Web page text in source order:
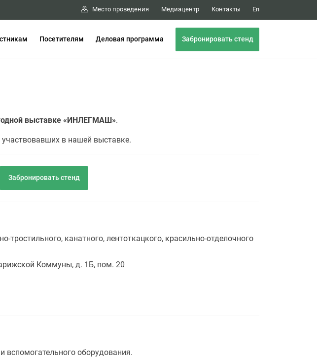
Место проведения Медиацентр Контакты En
Посетителям Деловая программа Забронировать стенд
выставке «ИНЛЕГМАШ».
в нашей выставке.
Забронировать стенд
тростильного, канатного, лентоткацкого, красильно-отделочного
Коммуны, д. 1Б, пом. 20
вспомогательного оборудования.